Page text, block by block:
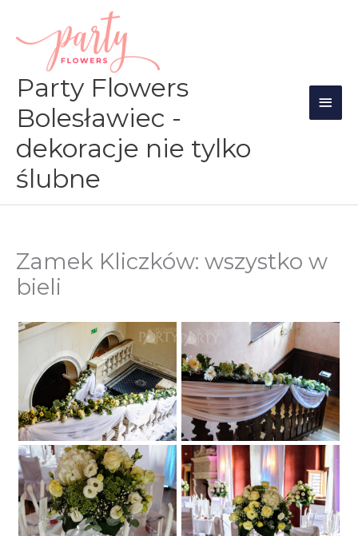
treści
Party Flowers
Bolesławiec -
dekoracje nie tylko
ślubne
Zamek Kliczków: wszystko w
bieli